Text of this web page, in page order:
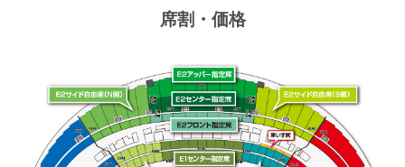
席割・価格